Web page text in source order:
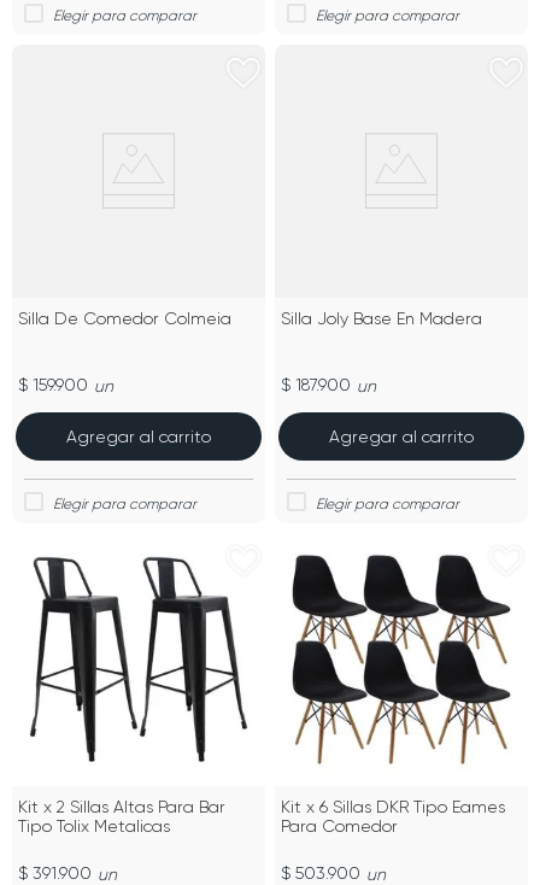
Silla De Comedor Colmeia
$ 159.900 un
Agregar al carrito
Silla Joly Base En Madera
$ 187.900 un
Agregar al carrito
Kit x 2 Sillas Altas Para Bar
Tipo Tolix Metalicas
$ 391.900 un
Kit x 6 Sillas DKR Tipo Eames
Para Comedor
$ 503.900 un